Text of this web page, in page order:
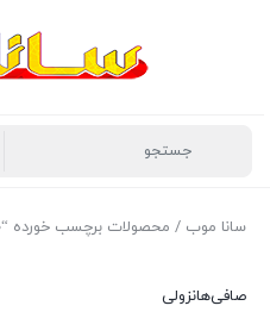
سانا موب / محصولات برچسب خورده “R220”
صافی‌هانزولی